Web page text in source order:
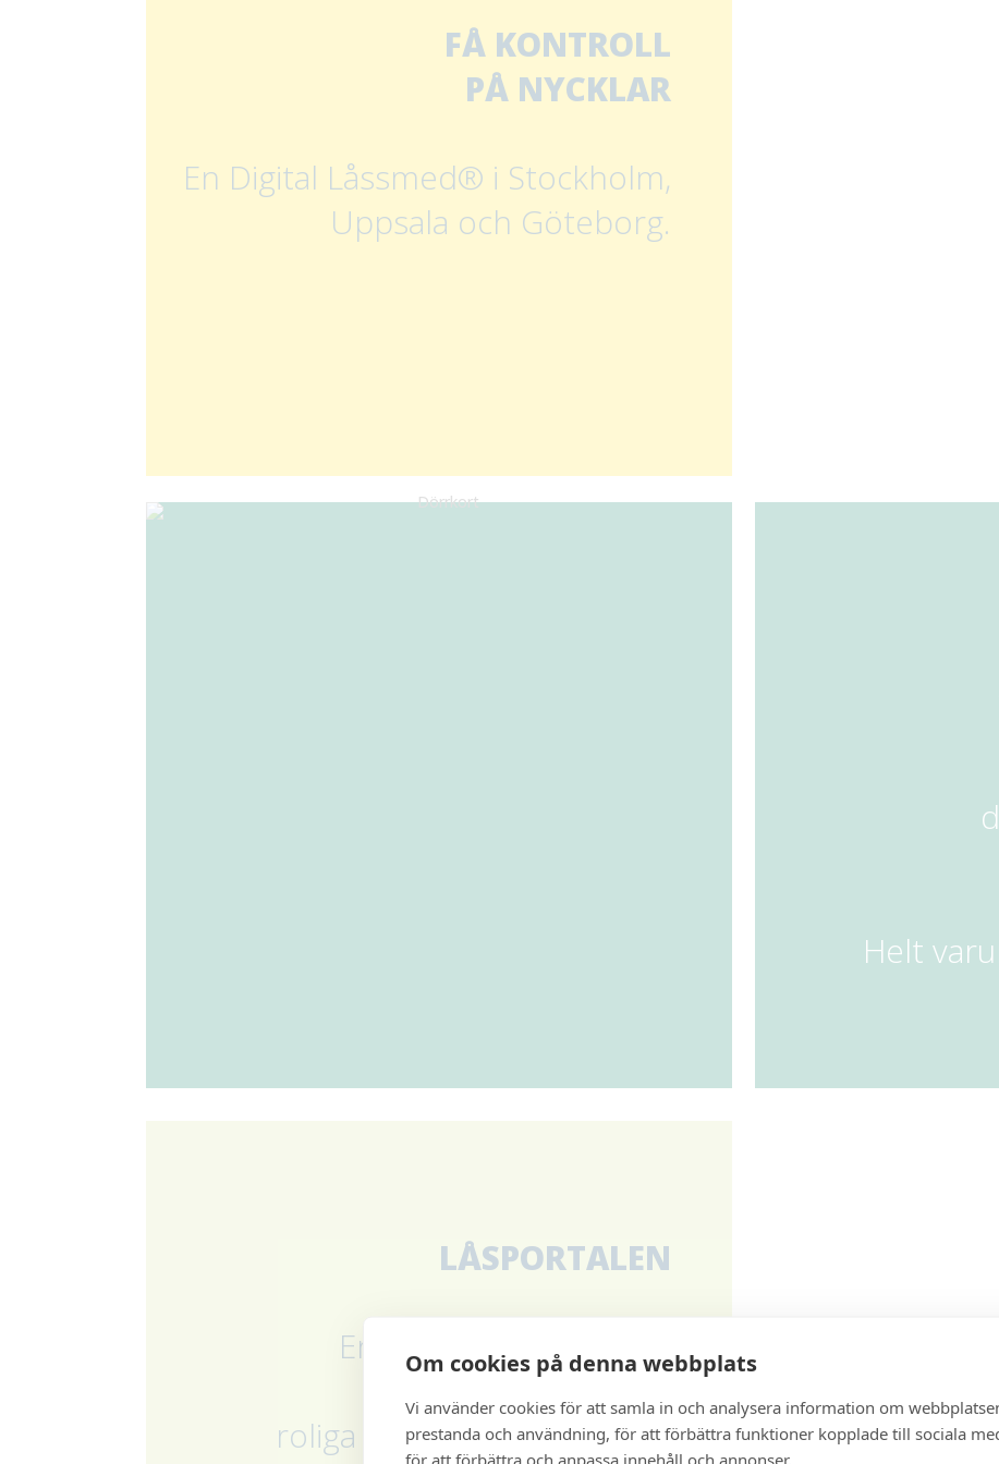
Om cookies på denna webbplats
Vi använder cookies för att samla in och analysera information om
prestanda och användning, för att förbättra funktioner kopplade till sociala
för att förbättra och anpassa innehåll och annonser.
FÅ KONTROLL
PÅ NYCKLAR
En Digital Låssmed® i Stockholm,
Uppsala och Göteborg.
Helt
LÅSPORTALEN
En molnbaserad tjänst
där du har koll på så
roliga saker som låssystem